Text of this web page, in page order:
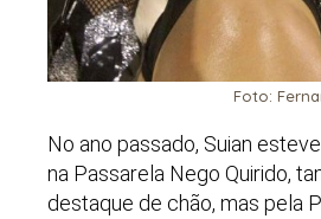
Foto:
No ano passado, Suian
na Passarela Nego Quirido,
destaque de chão, mas pela